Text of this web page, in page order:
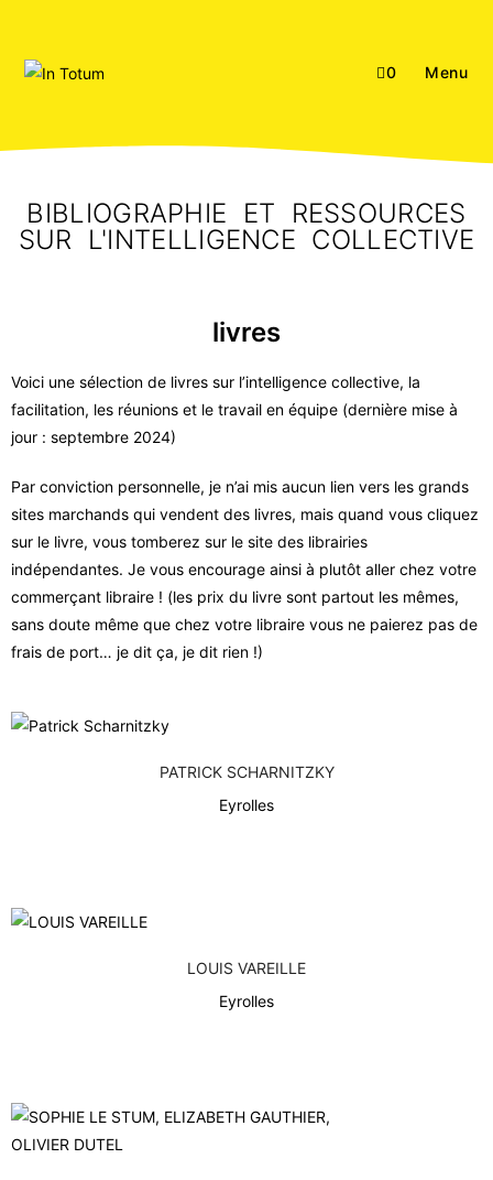
0 Menu
BIBLIOGRAPHIE ET RESSOURCES
SUR L'INTELLIGENCE COLLECTIVE
livres
Voici une sélection de livres sur l’intelligence collective, la
facilitation, les réunions et le travail en équipe (dernière mise à
jour : septembre 2024)
Par conviction personnelle, je n’ai mis aucun lien vers les grands
sites marchands qui vendent des livres, mais quand vous cliquez
sur le livre, vous tomberez sur le site des librairies
indépendantes. Je vous encourage ainsi à plutôt aller chez votre
commerçant libraire ! (les prix du livre sont partout les mêmes,
sans doute même que chez votre libraire vous ne paierez pas de
frais de port… je dit ça, je dit rien !)
PATRICK SCHARNITZKY
Eyrolles
LOUIS VAREILLE
Eyrolles